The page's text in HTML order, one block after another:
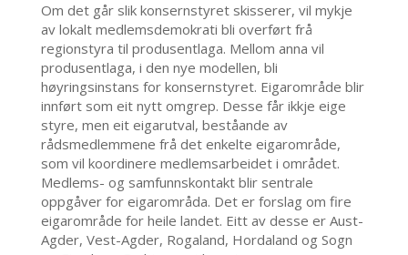
Om det går slik konsernstyret skisserer, vil mykje
av lokalt medlemsdemokrati bli overført frå
regionstyra til produsentlaga. Mellom anna vil
produsentlaga, i den nye modellen, bli
høyringsinstans for konsernstyret. Eigarområde blir
innført som eit nytt omgrep. Desse får ikkje eige
styre, men eit eigarutval, beståande av
rådsmedlemmene frå det enkelte eigarområde,
som vil koordinere medlemsarbeidet i området.
Medlems- og samfunnskontakt blir sentrale
oppgåver for eigarområda. Det er forslag om fire
eigarområde for heile landet. Eitt av desse er Aust-
Agder, Vest-Agder, Rogaland, Hordaland og Sogn